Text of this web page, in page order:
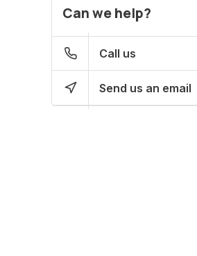
Can we help?
Call us
Send us an email